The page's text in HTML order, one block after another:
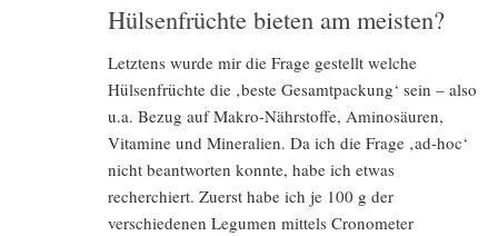
Hülsenfrüchte bieten am meisten?
Letztens wurde mir die Frage gestellt welche
Hülsenfrüchte die ‚beste Gesamtpackung‘ sein – also
u.a. Bezug auf Makro-Nährstoffe, Aminosäuren,
Vitamine und Mineralien. Da ich die Frage ‚ad-hoc‘
nicht beantworten konnte, habe ich etwas
recherchiert. Zuerst habe ich je 100 g der
verschiedenen Legumen mittels Cronometer